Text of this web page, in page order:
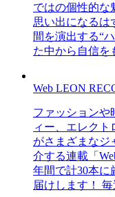
ではの個性的な
思い出になるは
間を演出する“
た中から自信を
Web LEON
ファッションや
ィー、エレクト
がさまざまなジ
介する連載「
年間で計30本に
届けします！ 毎